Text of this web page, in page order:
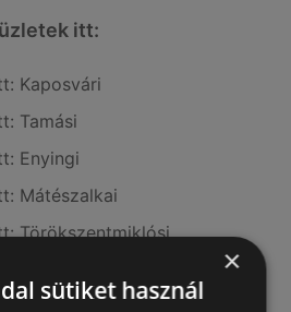
itt:
Kaposvári
Tamási
Enyingi
Mátészalkai
Törökszentmiklósi
×
sütiket használ